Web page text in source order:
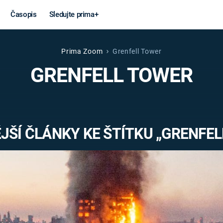
Časopis Sledujte prima+
Věda a
technika
MARS
Války
VÁLEČNÉ
Záhady a
Prima Zoom Grenfell Tower
GRENFELL TOWER
ČLÁNKY KE ŠTÍTKU